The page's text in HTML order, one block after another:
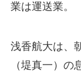
業は運送業。
浅香航大は、
（堤真一）の